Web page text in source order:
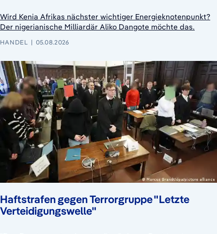
Wird Kenia Afrikas nächster wichtiger Energieknotenpunkt?
Der nigerianische Milliardär Aliko Dangote möchte das.
HANDEL 05.08.2026
Haftstrafen gegen Terrorgruppe "Letzte
Verteidigungswelle"